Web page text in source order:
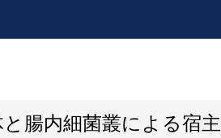
腸内細菌叢による宿